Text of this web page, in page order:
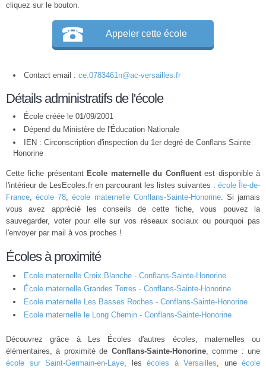
cliquez sur le bouton.
Appeler cette école
Contact email : ce.0783461n@ac-versailles.fr
Détails administratifs de l'école
École créée le 01/09/2001
Dépend du Ministère de l'Éducation Nationale
IEN : Circonscription d'inspection du 1er degré de Conflans Sainte
Honorine
Cette fiche présentant Ecole maternelle du Confluentest disponible à
l'intérieur de LesEcoles.fr en parcourant les listes suivantes : école Île-de-
France,école 78,école maternelle Conflans-Sainte-Honorine. Si jamais
vous avez apprécié les conseils de cette fiche, vous pouvez la
sauvegarder, voter pour elle sur vos réseaux sociaux ou pourquoi pas
l'envoyer par mail à vos proches !
Écoles à proximité
Ecole maternelle Croix Blanche - Conflans-Sainte-Honorine
École maternelle Grandes Terres - Conflans-Sainte-Honorine
Ecole maternelle Les Basses Roches - Conflans-Sainte-Honorine
Ecole maternelle le Long Chemin - Conflans-Sainte-Honorine
Découvrez grâce à Les Écoles d'autres écoles, maternelles ou
élémentaires, à proximité de Conflans-Sainte-Honorine, comme : une
école sur Saint-Germain-en-Laye, les écoles à Versailles, une école